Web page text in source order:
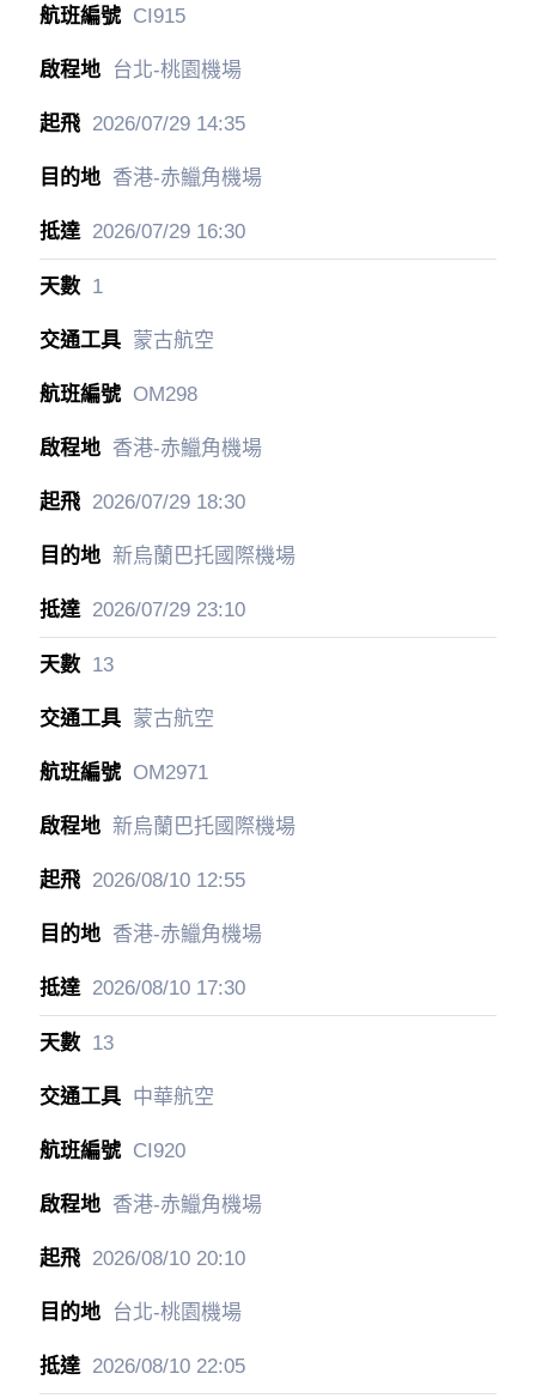
CI915
台北-桃園機場
2026/07/2914:35
香港-赤鱲角機場
2026/07/2916:30
1
蒙古航空
OM298
香港-赤鱲角機場
2026/07/2918:30
新烏蘭巴托國際機場
2026/07/2923:10
13
蒙古航空
OM2971
新烏蘭巴托國際機場
2026/08/1012:55
香港-赤鱲角機場
2026/08/1017:30
13
中華航空
CI920
香港-赤鱲角機場
2026/08/1020:10
台北-桃園機場
2026/08/1022:05